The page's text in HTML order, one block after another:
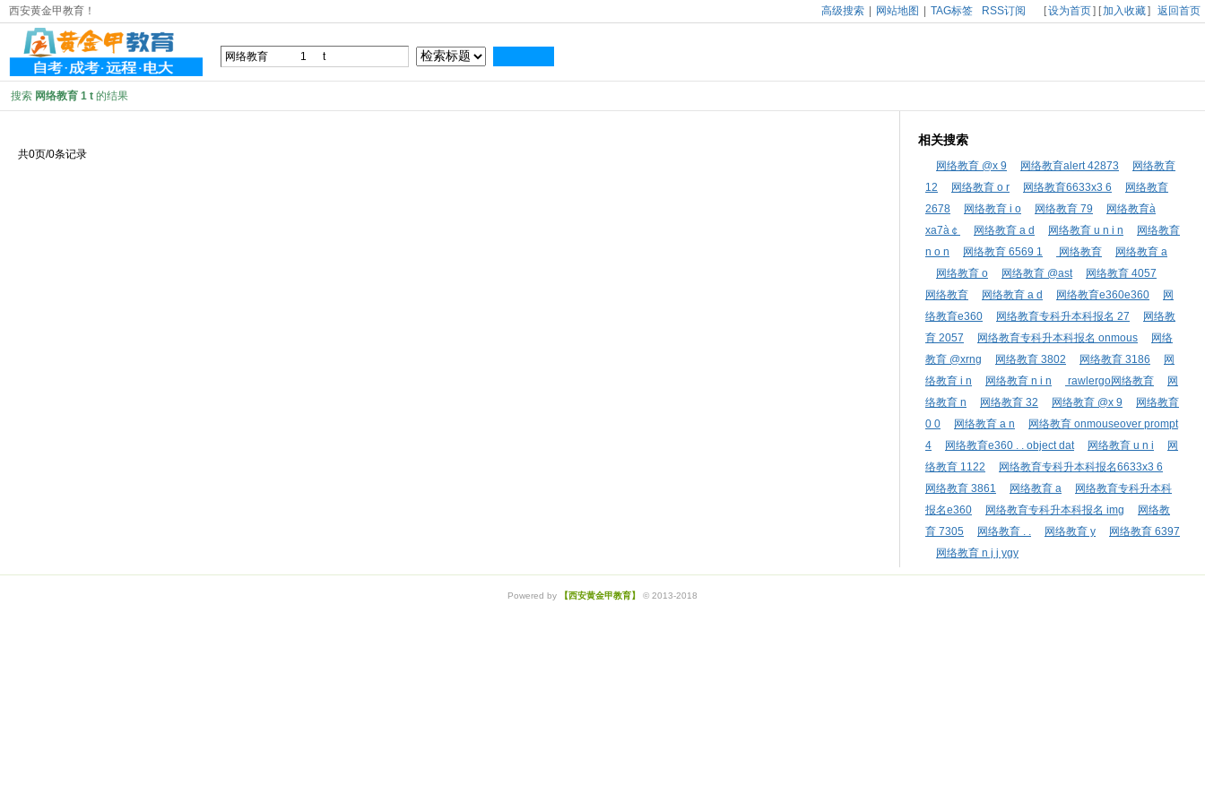
西安黄金甲教育！ 高级搜索 网站地图 TAG标签 RSS订阅 [设为首页] [加入收藏] 返回首页
搜索 网络教育 1 t 的结果
相关搜索
网络教育 @x 9 网络教育alert 42873
网络教育
12
网络教育 o r 网络教育6633x3 6
网络教育
2678
网络教育 i o 网络教育 79
网络教育à
xa7à￠
网络教育 a d 网络教育 u n i n
网络教育
n o n
网络教育 6569 1 网络教育
网络教育 a
网络教育 o
网络教育 @ast
网络教育 4057
网络教育
网络教育 a d 网络教育e360e360
网
络教育e360
网络教育专科升本科报名 27
网络教
育 2057
网络教育专科升本科报名 onmous
网络
教育 @xrng
网络教育 3802 网络教育 3186
网
络教育 i n
网络教育 n i n rawlergo网络教育
网
络教育 n
网络教育 32 网络教育 @x 9
网络教育
0 0
网络教育 a n
网络教育 onmouseover prompt
4
网络教育e360 . . object dat 网络教育 u n i
网
络教育 1122
网络教育专科升本科报名6633x3 6
网络教育 3861
网络教育 a
网络教育专科升本科
报名e360
网络教育专科升本科报名 img
网络教
育 7305
网络教育 . . 网络教育 y
网络教育 6397
网络教育 n j j ygy
共0页/0条记录
Powered by 【西安黄金甲教育】 © 2013-2018